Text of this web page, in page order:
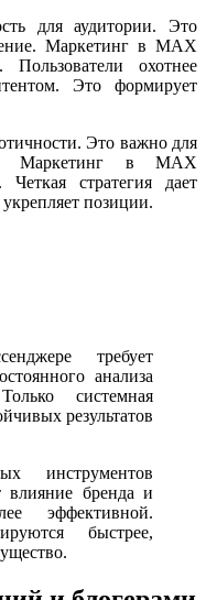
для аудитории. Это
Маркетинг в MAX
Пользователи охотнее
Это формирует
Это важно для
Маркетинг в MAX
стратегия дает
позиции.
требует
анализа
системная
результатов
инструментов
влияние бренда и
эффективной.
быстрее,